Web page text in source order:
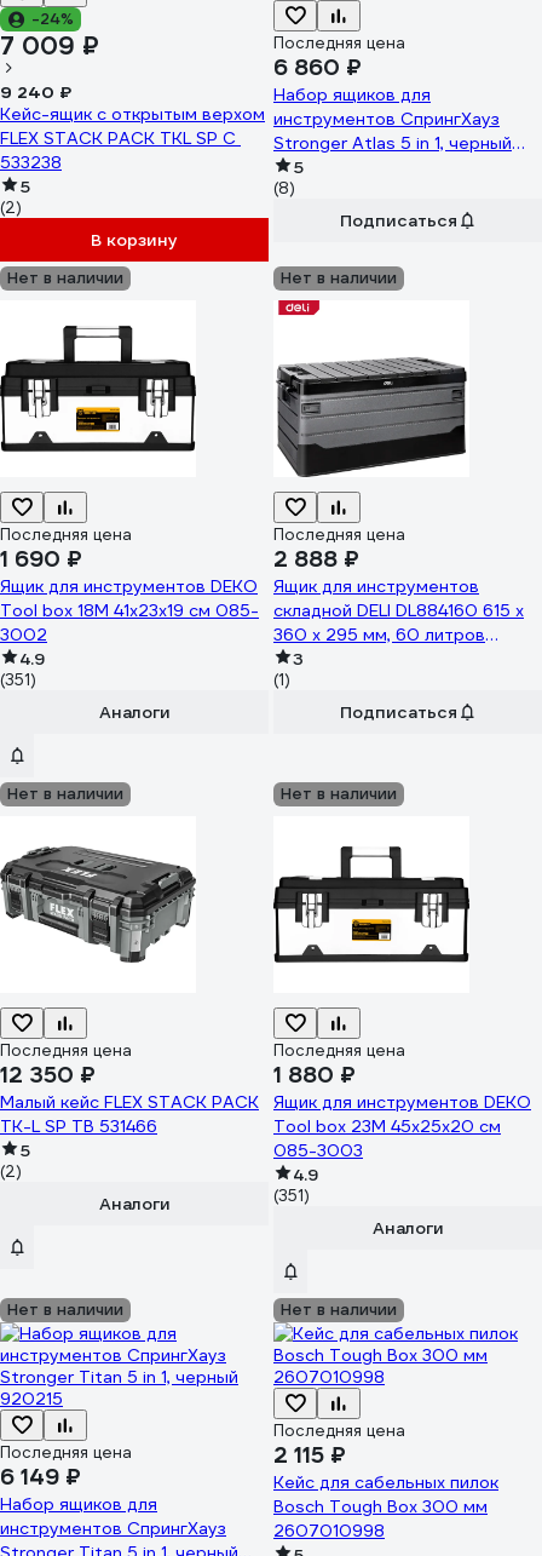
-24%
7 009 ₽
9 240 ₽
Кейс-ящик с открытым верхом
FLEX STACK PACK TKL SP C
533238
5
(2)
В корзину
Последняя цена
6 860 ₽
Набор ящиков для
инструментов СпрингХауз
Stronger Atlas 5 in 1, черный
920115
5
(8)
Подписаться
Нет в наличии
Последняя цена
1 690 ₽
Ящик для инструментов DEKO
Tool box 18M 41x23x19 см 085-
3002
4.9
(351)
Аналоги
Нет в наличии
Последняя цена
2 888 ₽
Ящик для инструментов
складной DELI DL884160 615 х
360 х 295 мм, 60 литров
166227
3
(1)
Подписаться
Нет в наличии
Последняя цена
12 350 ₽
Малый кейс FLEX STACK PACK
TK-L SP TB 531466
5
(2)
Аналоги
Нет в наличии
Последняя цена
1 880 ₽
Ящик для инструментов DEKO
Tool box 23M 45x25x20 см
085-3003
4.9
(351)
Аналоги
Нет в наличии
Последняя цена
6 149 ₽
Набор ящиков для
инструментов СпрингХауз
Нет в наличии
Последняя цена
2 115 ₽
Кейс для сабельных пилок
Bosch Tough Box 300 мм
2607010998